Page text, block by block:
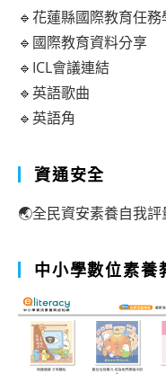
🔹花蓮縣國際教育任務
🔹國際教育資料分享
🔹ICL會議連結
🔹英語歌曲
🔹英語角
資通安全
🌏全民資安素養自我評
中小學數位素養